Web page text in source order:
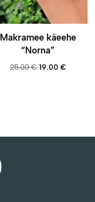
Makramee käeehe
“Norna”
25.00€ 19.00 €